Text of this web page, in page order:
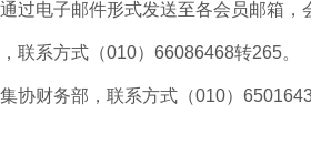
过电子邮件形式发送至各会员邮箱，
联系方式（010）66086468转265。
协财务部，联系方式（010）